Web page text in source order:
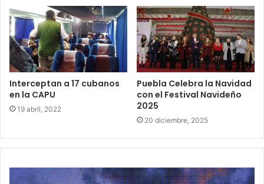
Interceptan a 17 cubanos
en la CAPU
19 abril, 2022
Puebla Celebra la Navidad
con el Festival Navideño
2025
20 diciembre, 2025